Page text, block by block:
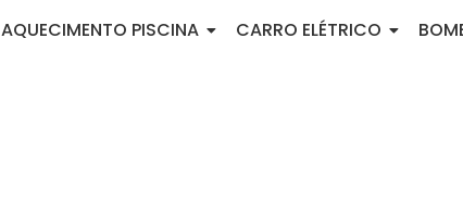
AQUECIMENTO PISCINA CARRO ELÉTRICO